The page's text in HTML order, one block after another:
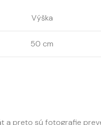
Výška
50 cm
a preto sú fotografie